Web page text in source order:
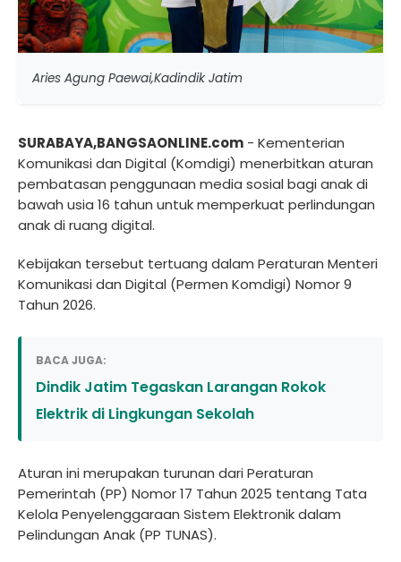
Aries Agung Paewai,Kadindik Jatim
SURABAYA,BANGSAONLINE.com - Kementerian
Komunikasi dan Digital (Komdigi) menerbitkan aturan
pembatasan penggunaan media sosial bagi anak di
bawah usia 16 tahun untuk memperkuat perlindungan
anak di ruang digital.
Kebijakan tersebut tertuang dalam Peraturan Menteri
Komunikasi dan Digital (Permen Komdigi) Nomor 9
Tahun 2026.
BACA JUGA:
Dindik Jatim Tegaskan Larangan Rokok
Elektrik di Lingkungan Sekolah
Aturan ini merupakan turunan dari Peraturan
Pemerintah (PP) Nomor 17 Tahun 2025 tentang Tata
Kelola Penyelenggaraan Sistem Elektronik dalam
Pelindungan Anak (PP TUNAS).